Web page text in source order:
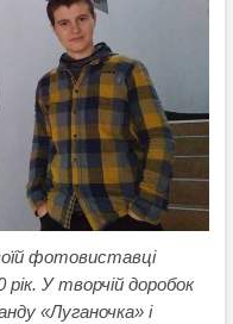
фотовиставці
У творчій доробок
«Луганочка» і